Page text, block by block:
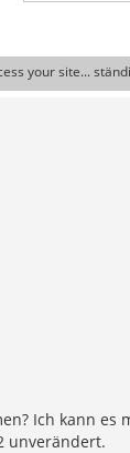
your site...
Ich kann es
unverändert.